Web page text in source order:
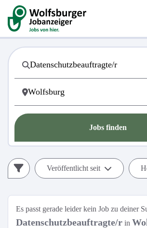
Jobs finden
Veröffentlicht seit
Es passt gerade leider kein Job zu deiner
Datenschutzbeauftragte/r in